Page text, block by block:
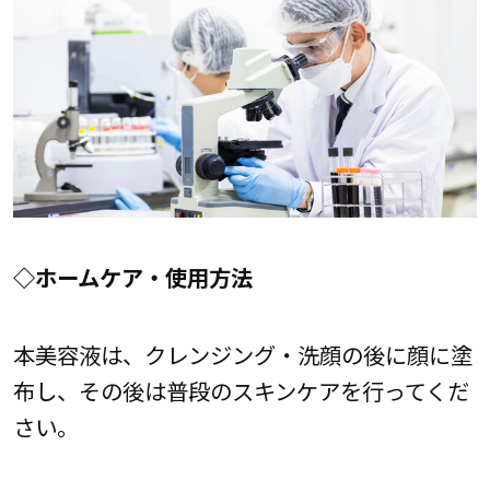
◇ホームケア・使用方法
本美容液は、クレンジング・洗顔の後に顔に塗
布し、その後は普段のスキンケアを行ってくだ
さい。